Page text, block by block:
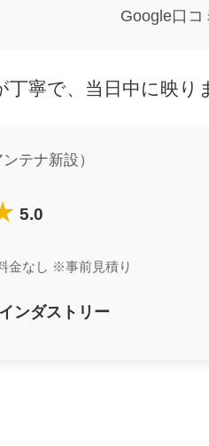
Google口コ
丁寧で、当日中に映
テナ新設）
5.0
金なし ※事前見積り
ンダストリー